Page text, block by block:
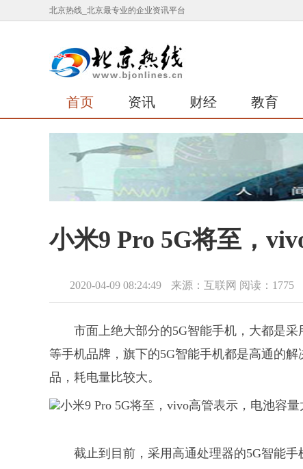
北京热线_北京最专业的企业资讯平台
首页 资讯 财经 教育
小米9 Pro 5G将至，
2020-04-09 08:24:49 来源：互联网 阅读：1775
市面上绝大部分的5G智能手机，大都是
等手机品牌，旗下的5G智能手机都是高通的
品，耗电量比较大。
截止到目前，采用高通处理器的5G智能